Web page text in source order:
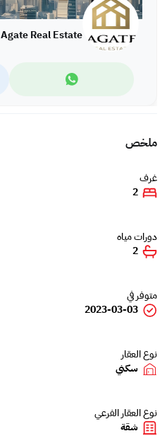
Agate Real Estate
ملخص
غرف
2
دورات مياه
2
متوفر في
2023-03-03
نوع العقار
سكني
نوع العقار الفرعي
شقة